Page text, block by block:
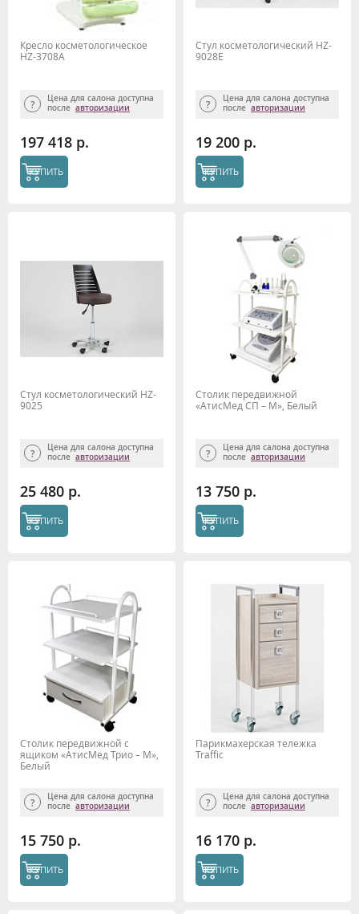
Кресло косметологическое
HZ-3708А
Цена для салона доступна
после авторизации
197 418 р.
КУПИТЬ
Стул косметологический HZ-
9028E
Цена для салона доступна
после авторизации
19 200 р.
КУПИТЬ
Стул косметологический HZ-
9025
Цена для салона доступна
после авторизации
25 480 р.
КУПИТЬ
Столик передвижной
«АтисМед СП – М», Белый
Цена для салона доступна
после авторизации
13 750 р.
КУПИТЬ
Столик передвижной с
ящиком «АтисМед Трио – М»,
Белый
Цена для салона доступна
после авторизации
15 750 р.
КУПИТЬ
Парикмахерская тележка
Traffic
Цена для салона доступна
после авторизации
16 170 р.
КУПИТЬ